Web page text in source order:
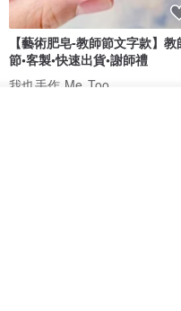
【藝術肥皂-教師節文字款】教
節•客製•快速出貨•謝師禮
我也手作 Me Too